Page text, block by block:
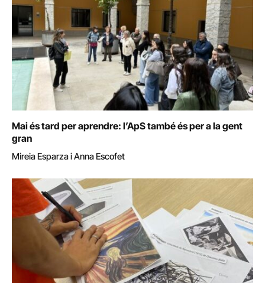
Mai és tard per aprendre: l’ApS també és per a la gent
gran
Mireia Esparza i Anna Escofet